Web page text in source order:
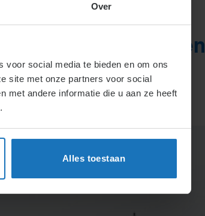
Over
voor social media te bieden en om ons
site met onze partners voor social
met andere informatie die u aan ze heeft
Alles toestaan
redenen